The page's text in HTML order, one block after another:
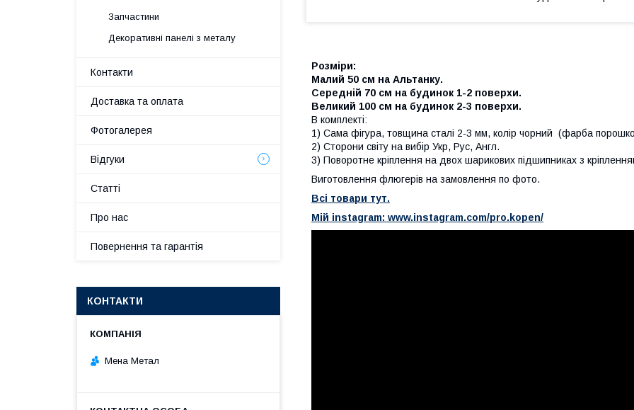
Розміри:
Малий 50 см на Альтанку.
Середній 70 см на будинок 1-2 поверхи.
Великий 100 см на будинок 2-3 поверхи.
В комплекті:
1) Сама фігура, товщина сталі 2-3 мм, колір чорний (фарба
2) Сторони світу на вибір Укр, Рус, Англ.
3) Поворотне кріплення на двох шарикових підшипниках з
Виготовлення флюгерів на замовлення по фото.
Всі товари тут.
Мій instagram: www.instagram.com/pro.kopen/
Запчастини
Декоративні панелі з металу
Контакти
Доставка та оплата
Фотогалерея
Відгуки
Статті
Про нас
Повернення та гарантія
КОНТАКТИ
Мена Метал